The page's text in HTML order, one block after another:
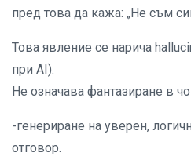
пред това да кажа: „Не съм
Това явление се нарича
при AI).
Не означава фантазиране в
-генериране на уверен,
отговор.